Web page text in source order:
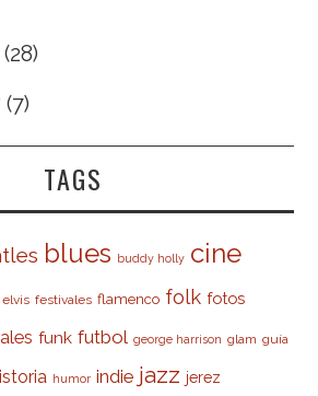
(28)
(7)
TAGS
blues buddy holly cine
elvis festivales flamenco folk fotos
funk futbol george harrison glam guía
humor indie jazz jerez